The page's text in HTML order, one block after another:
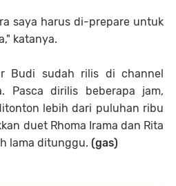
saya harus di-prepare untuk
katanya.
Budi sudah rilis di channel
Pasca dirilis beberapa jam,
lebih dari puluhan ribu
duet Rhoma Irama dan Rita
lama ditunggu. (gas)